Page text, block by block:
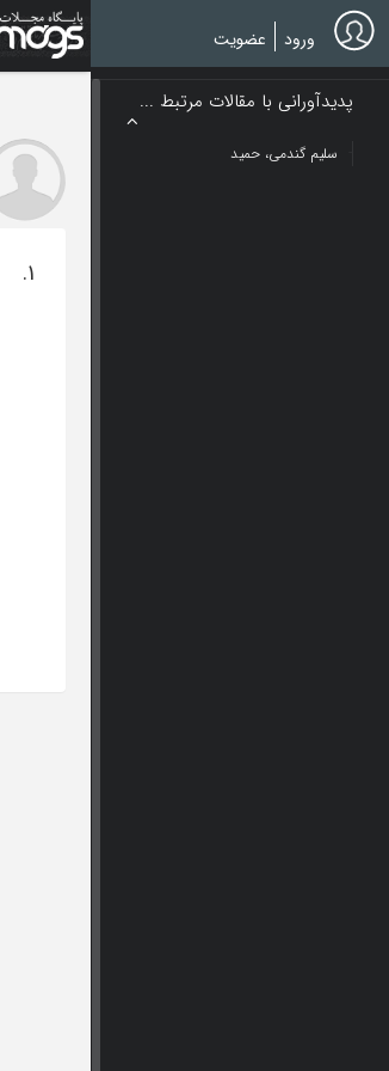
Skip
to
main
ورود عضویت
پدیدآورانی با مقالات مرتبط ...
سلیم گندمی، حمید
1.